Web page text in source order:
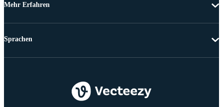
Mehr Erfahren
Sprachen